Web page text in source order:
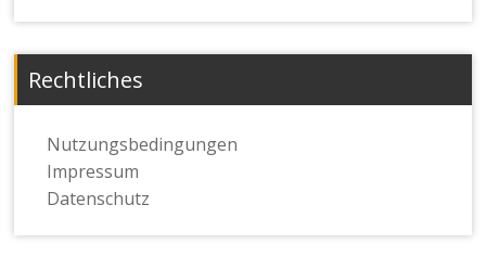
Rechtliches
Nutzungsbedingungen
Impressum
Datenschutz